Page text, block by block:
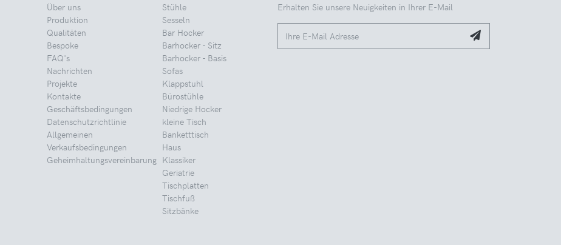
Über uns
Produktion
Qualitäten
Bespoke
FAQ's
Nachrichten
Projekte
Kontakte
Geschäftsbedingungen
Datenschutzrichtlinie
Allgemeinen
Verkaufsbedingungen
Geheimhaltungsvereinbarung
Stühle
Sesseln
Bar Hocker
Barhocker - Sitz
Barhocker - Basis
Sofas
Klappstuhl
Bürostühle
Niedrige Hocker
kleine Tisch
Banketttisch
Haus
Klassiker
Geriatrie
Tischplatten
Tischfuß
Sitzbänke
Erhalten Sie unsere Neuigkeiten in Ihrer E-Mail